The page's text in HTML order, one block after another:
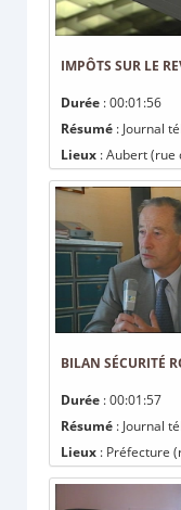
IMPÔTS SUR LE
Durée : 00:01:56
Résumé : Journal
Lieux : Aubert (rue
BILAN SÉCURITÉ
Durée : 00:01:57
Résumé : Journal
Lieux : Préfecture